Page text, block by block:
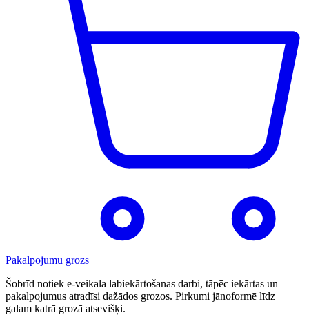
Pakalpojumu grozs
Šobrīd notiek e-veikala labiekārtošanas darbi, tāpēc iekārtas un
pakalpojumus atradīsi dažādos grozos. Pirkumi jānoformē līdz
galam katrā grozā atsevišķi.